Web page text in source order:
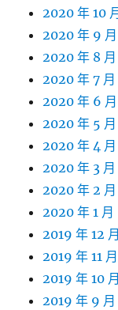
2020 年 10 月
2020 年 9 月
2020 年 8 月
2020 年 7 月
2020 年 6 月
2020 年 5 月
2020 年 4 月
2020 年 3 月
2020 年 2 月
2020 年 1 月
2019 年 12 月
2019 年 11 月
2019 年 10 月
2019 年 9 月